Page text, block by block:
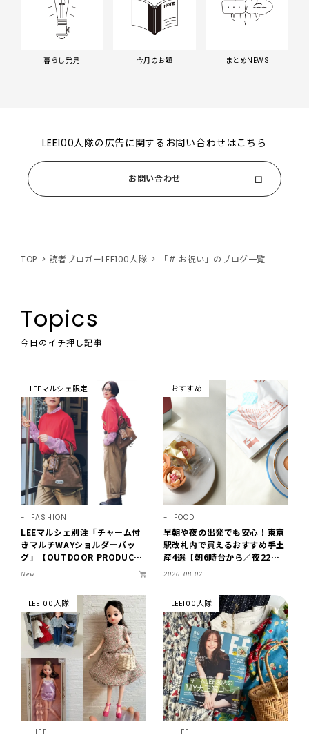
暮らし発見 今月のお題 まとめNEWS
LEE100人隊の広告に関するお問い合わせはこちら
お問い合わせ
TOP 読者ブロガーLEE100人隊 「# お祝い」のブログ一覧
Topics
今日のイチ押し記事
LEEマルシェ限定
FASHION
LEEマルシェ別注「チャーム付
きマルチWAYショルダーバッ
グ」【OUTDOOR PRODUCT
S ×LEE100人隊】第3弾はリッ
New
おすすめ
FOOD
早朝や夜の出発でも安心！東京
駅改札内で買えるおすすめ手土
産4選【朝6時台から／夜22時
まで営業】
2026.08.07
LEE100人隊
LIFE
LEE100人隊
LIFE